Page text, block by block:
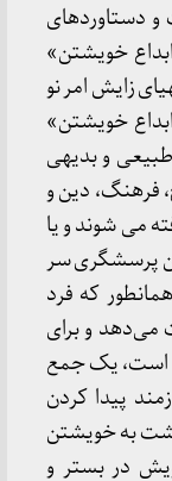
دستاوردهای
خویشتن»
زایش امر نو
خویشتن»
طبیعی و بدیهی
فرهنگ، دین و
می شوند و یا
پرسشگری سر
که فرد
می‌دهد و برای
است، یک جمع
پیدا کردن
به خویشتن
در بستر و